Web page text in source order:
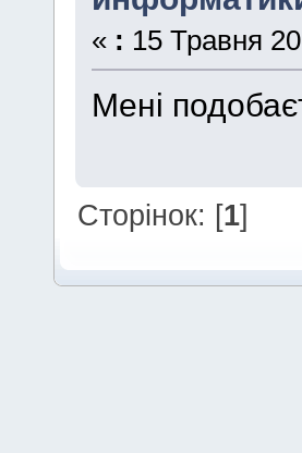
« : 15 Травня
Мені
Сторінок: [1]